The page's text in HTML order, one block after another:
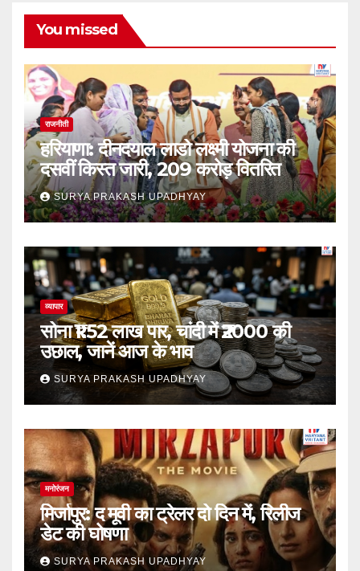
You missed
राजनीती
हरियाणा: दीनदयाल लाडो लक्ष्मी योजना की
दसवीं किस्त जारी, 209 करोड़ वितरित
SURYA PRAKASH UPADHYAY
व्यापार
सोना ₹1.52 लाख पार, चांदी में ₹2000 की
उछाल, जानें आज के भाव
SURYA PRAKASH UPADHYAY
मनोरंजन
मिर्जापुर: द मूवी का ट्रेलर दो दिन में, रिलीज
डेट की घोषणा
SURYA PRAKASH UPADHYAY